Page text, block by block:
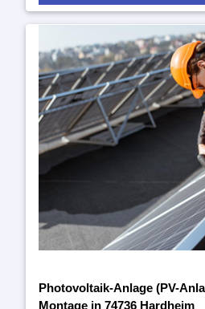
Photovoltaik-Anlage (PV-
Montage in 74736 Hardheim